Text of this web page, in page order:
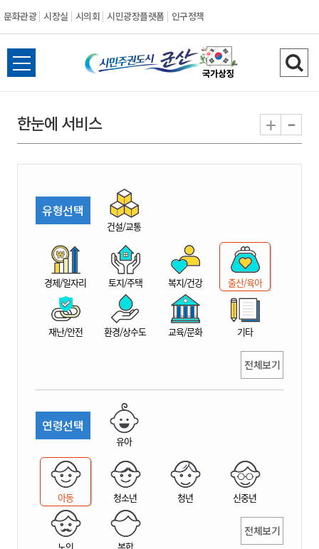
문화관광 시장실 시의회 시민광장플랫폼 인구정책
시
민
권
시
산
전
체
뉴
열
검
색
기
한눈에 서비스 + -
유형선택
건설/교통
경제/일자리 토지/주택 복지/건강 출산/육아
재난/안전 환경/상수도 교육/문화 기타
전체보기
연령선택
유아
아동 청소년 청년 신중년
전체보기